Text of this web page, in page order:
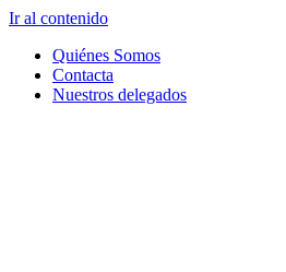
Ir al contenido
Quiénes Somos
Contacta
Nuestros delegados